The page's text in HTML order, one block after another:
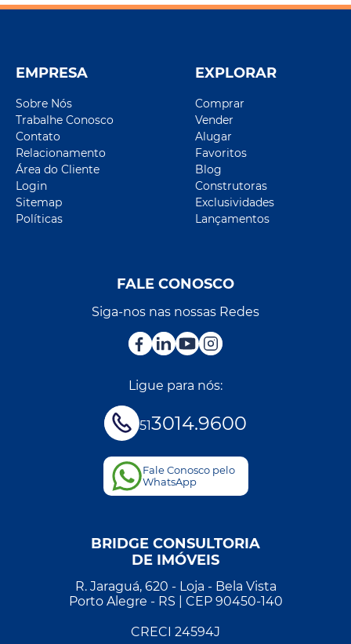
EMPRESA
Sobre Nós
Trabalhe Conosco
Contato
Relacionamento
Área do Cliente
Login
Sitemap
Políticas
EXPLORAR
Comprar
Vender
Alugar
Favoritos
Blog
Construtoras
Exclusividades
Lançamentos
FALE CONOSCO
Siga-nos nas nossas Redes
Ligue para nós:
513014.9600
Fale Conosco pelo
WhatsApp
BRIDGE CONSULTORIA
DE IMÓVEIS
R. Jaraguá, 620 - Loja - Bela Vista
Porto Alegre - RS | CEP 90450-140
CRECI 24594J